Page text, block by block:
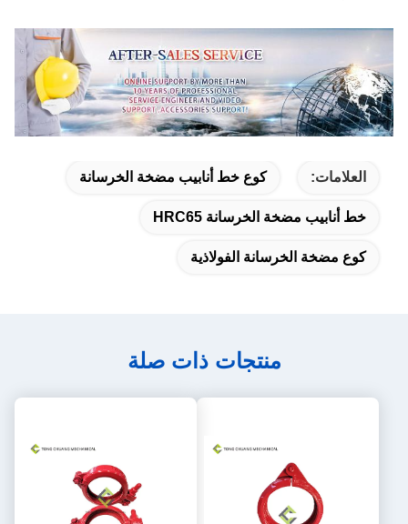
العلامات: كوع خط أنابيب مضخة الخرسانة
خط أنابيب مضخة الخرسانة HRC65
كوع مضخة الخرسانة الفولاذية
منتجات ذات صلة